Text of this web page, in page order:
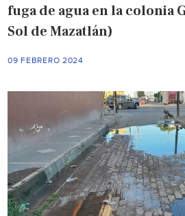
fuga de agua en la colonia
Sol de Mazatlán)
09 FEBRERO 2024